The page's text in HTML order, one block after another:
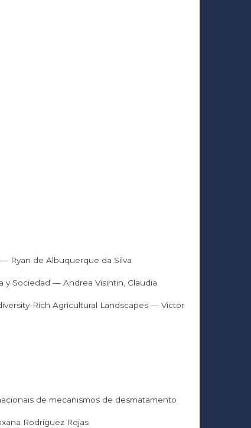
Ryan de Albuquerque da Silva
y Sociedad — Andrea Visintin, Claudia
Rich Agricultural Landscapes — Victor
de mecanismos de desmatamento
Rodríguez Rojas